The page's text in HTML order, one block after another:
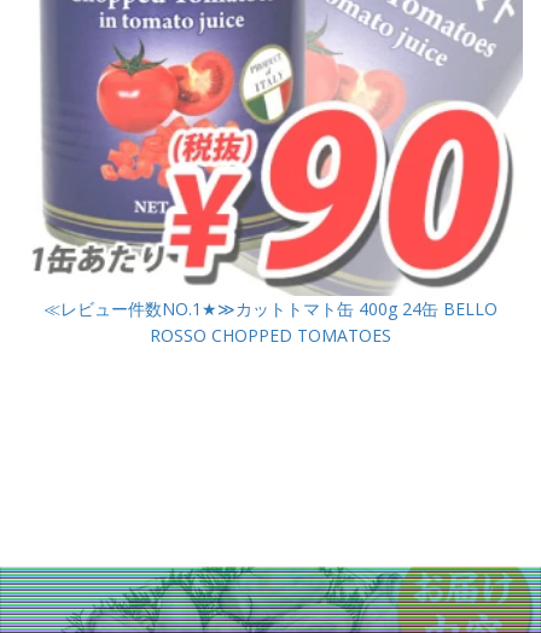
≪レビュー件数NO.1★≫カットトマト缶 400g 24缶 BELLO
ROSSO CHOPPED TOMATOES